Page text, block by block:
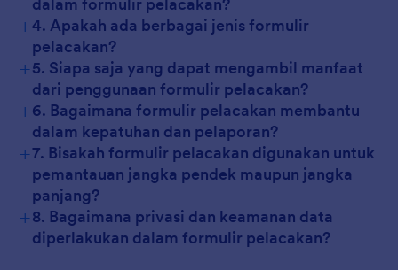
+4. Apakah ada berbagai jenis formulir
pelacakan?
+5. Siapa saja yang dapat mengambil manfaat
dari penggunaan formulir pelacakan?
+6. Bagaimana formulir pelacakan membantu
dalam kepatuhan dan pelaporan?
+7. Bisakah formulir pelacakan digunakan untuk
pemantauan jangka pendek maupun jangka
panjang?
+8. Bagaimana privasi dan keamanan data
diperlakukan dalam formulir pelacakan?